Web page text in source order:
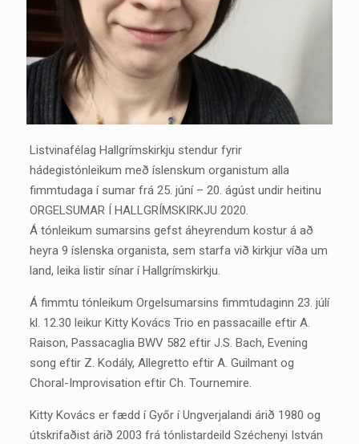
Listvinafélag Hallgrímskirkju stendur fyrir
hádegistónleikum með íslenskum organistum alla
fimmtudaga í sumar frá 25. júní – 20. ágúst undir heitinu
ORGELSUMAR Í HALLGRÍMSKIRKJU 2020.
Á tónleikum sumarsins gefst áheyrendum kostur á að
heyra 9 íslenska organista, sem starfa við kirkjur víða um
land, leika listir sínar í Hallgrímskirkju.
Á fimmtu tónleikum Orgelsumarsins fimmtudaginn 23. júlí
kl. 12.30 leikur Kitty Kovács Trio en passacaille eftir A.
Raison, Passacaglia BWV 582 eftir J.S. Bach, Evening
song eftir Z. Kodály, Allegretto eftir A. Guilmant og
Choral-Improvisation eftir Ch. Tournemire.
Kitty Kovács er fædd í Győr í Ungverjalandi árið 1980 og
útskrifaðist árið 2003 frá tónlistardeild Széchenyi István